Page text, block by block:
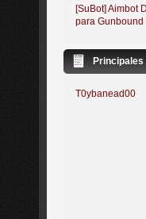
[SuBot] Aimbot
para
Principales
T0ybanead00